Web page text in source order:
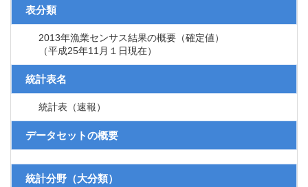
表分類
2013年漁業センサス結果の概要（確定値）
（平成25年11月１日現在）
統計表名
統計表（速報）
データセットの概要
統計分野（大分類）